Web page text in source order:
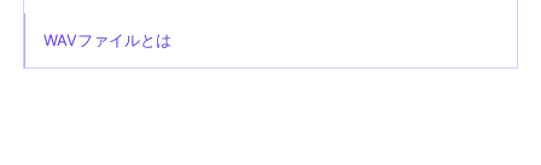
WAVファイルとは